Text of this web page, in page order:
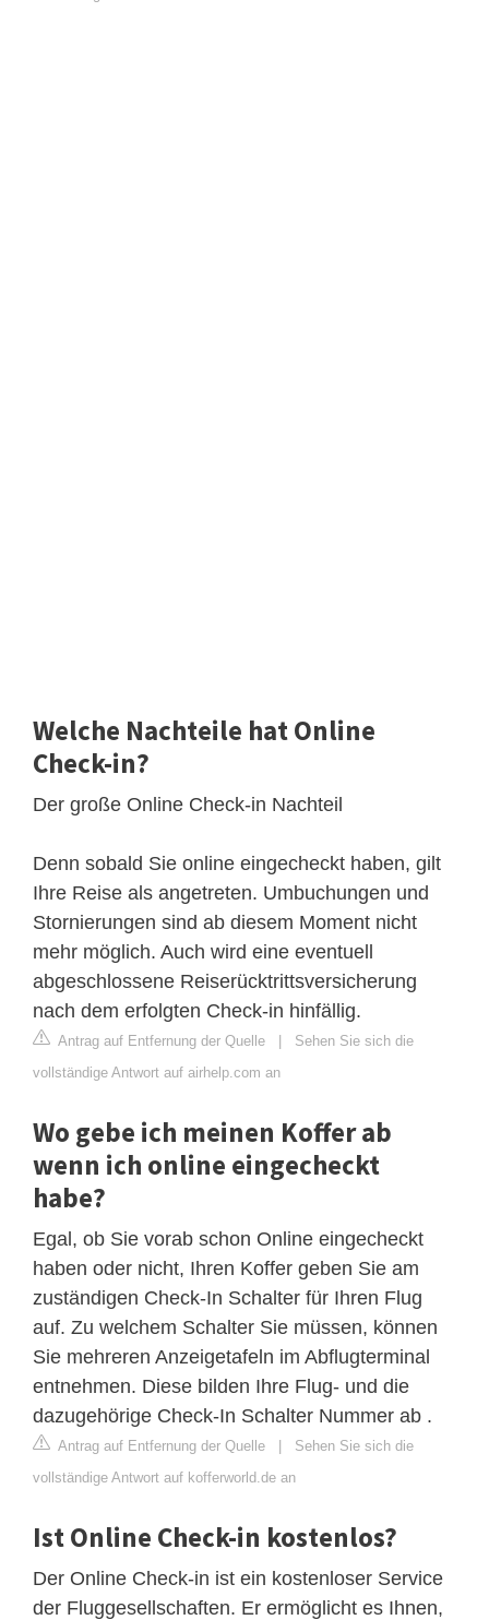
Welche Nachteile hat Online
Check-in?
Der große Online Check-in Nachteil
Denn sobald Sie online eingecheckt haben, gilt
Ihre Reise als angetreten. Umbuchungen und
Stornierungen sind ab diesem Moment nicht
mehr möglich. Auch wird eine eventuell
abgeschlossene Reiserücktrittsversicherung
nach dem erfolgten Check-in hinfällig.
Antrag auf Entfernung der Quelle | Sehen Sie sich die
vollständige Antwort auf airhelp.com an
Wo gebe ich meinen Koffer ab
wenn ich online eingecheckt
habe?
Egal, ob Sie vorab schon Online eingecheckt
haben oder nicht, Ihren Koffer geben Sie am
zuständigen Check-In Schalter für Ihren Flug
auf. Zu welchem Schalter Sie müssen, können
Sie mehreren Anzeigetafeln im Abflugterminal
entnehmen. Diese bilden Ihre Flug- und die
dazugehörige Check-In Schalter Nummer ab .
Antrag auf Entfernung der Quelle | Sehen Sie sich die
vollständige Antwort auf kofferworld.de an
Ist Online Check-in kostenlos?
Der Online Check-in ist ein kostenloser Service
der Fluggesellschaften. Er ermöglicht es Ihnen,